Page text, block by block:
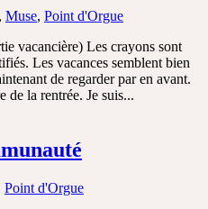
, Muse, Point d'Orgue
vacancière) Les crayons sont
Les vacances semblent bien
de regarder par en avant.
de la rentrée. Je suis...
Point d'Orgue